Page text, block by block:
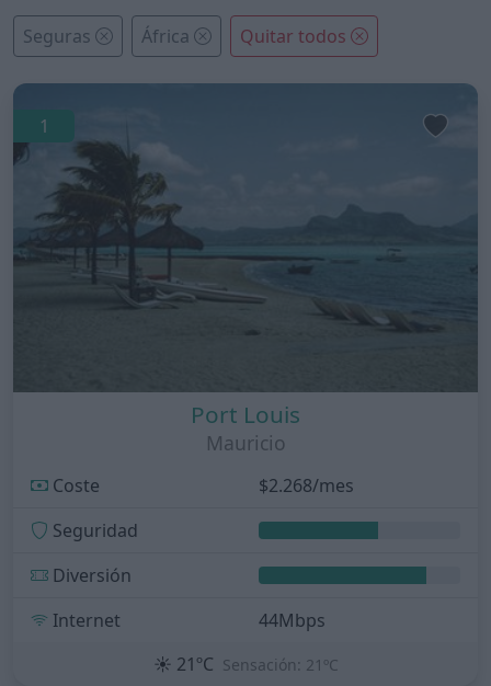
Seguras África Quitar todos
1
Port Louis
Mauricio
Coste
$2.268/mes
Seguridad
Diversión
Internet
44Mbps
☀️ 21ºC Sensación: 21ºC